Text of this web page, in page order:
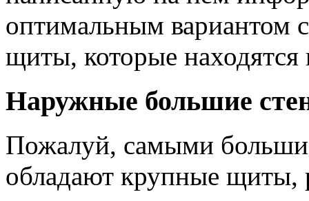
оптимальным вариантом
щиты, которые
Наружные большие
Пожалуй, самыми
обладают крупные щиты,